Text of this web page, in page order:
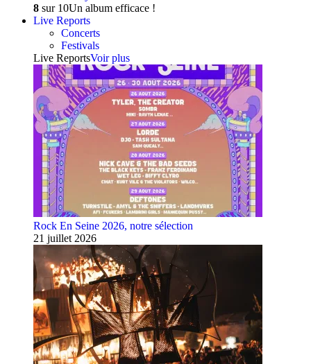
8 sur 10Un album efficace !
Live Reports
Concerts
Festivals
Live ReportsVoir plus
Rock En Seine 2026, notre sélection
21 juillet 2026